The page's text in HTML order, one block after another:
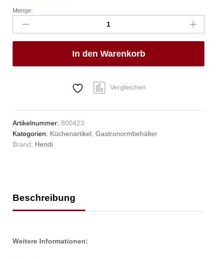
Gastronorm-
Behälter
1/3,
HENDI,
Line,
325x176x(H)65mm
Anzahl
Menge:
In den Warenkorb
Vergleichen
Artikelnummer:800423
Kategorien: Küchenartikel,Gastronormbehälter
Brand: Hendi
Beschreibung
Weitere Informationen: